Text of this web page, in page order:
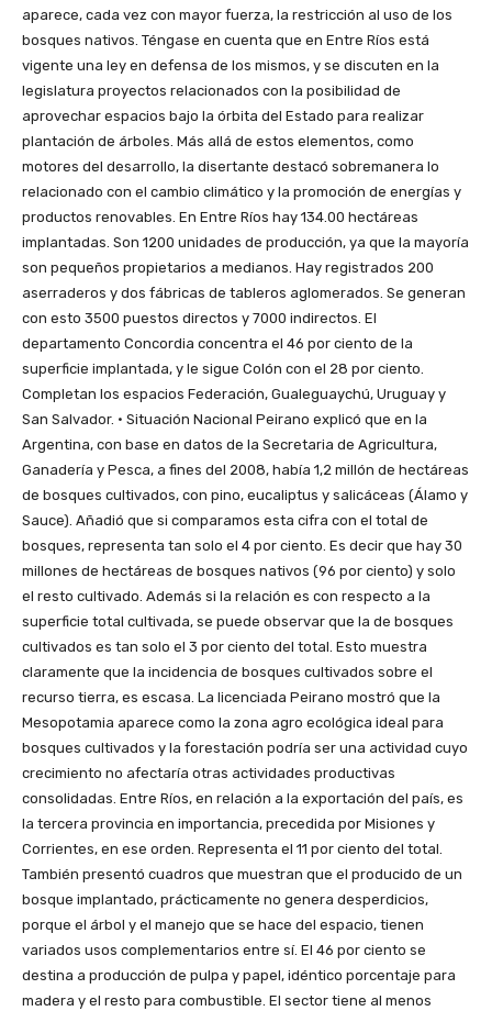
aparece, cada vez con mayor fuerza, la restricción al uso de los
bosques nativos. Téngase en cuenta que en Entre Ríos está
vigente una ley en defensa de los mismos, y se discuten en la
legislatura proyectos relacionados con la posibilidad de
aprovechar espacios bajo la órbita del Estado para realizar
plantación de árboles. Más allá de estos elementos, como
motores del desarrollo, la disertante destacó sobremanera lo
relacionado con el cambio climático y la promoción de energías y
productos renovables. En Entre Ríos hay 134.00 hectáreas
implantadas. Son 1200 unidades de producción, ya que la mayoría
son pequeños propietarios a medianos. Hay registrados 200
aserraderos y dos fábricas de tableros aglomerados. Se generan
con esto 3500 puestos directos y 7000 indirectos. El
departamento Concordia concentra el 46 por ciento de la
superficie implantada, y le sigue Colón con el 28 por ciento.
Completan los espacios Federación, Gualeguaychú, Uruguay y
San Salvador. • Situación Nacional Peirano explicó que en la
Argentina, con base en datos de la Secretaria de Agricultura,
Ganadería y Pesca, a fines del 2008, había 1,2 millón de hectáreas
de bosques cultivados, con pino, eucaliptus y salicáceas (Álamo y
Sauce). Añadió que si comparamos esta cifra con el total de
bosques, representa tan solo el 4 por ciento. Es decir que hay 30
millones de hectáreas de bosques nativos (96 por ciento) y solo
el resto cultivado. Además si la relación es con respecto a la
superficie total cultivada, se puede observar que la de bosques
cultivados es tan solo el 3 por ciento del total. Esto muestra
claramente que la incidencia de bosques cultivados sobre el
recurso tierra, es escasa. La licenciada Peirano mostró que la
Mesopotamia aparece como la zona agro ecológica ideal para
bosques cultivados y la forestación podría ser una actividad cuyo
crecimiento no afectaría otras actividades productivas
consolidadas. Entre Ríos, en relación a la exportación del país, es
la tercera provincia en importancia, precedida por Misiones y
Corrientes, en ese orden. Representa el 11 por ciento del total.
También presentó cuadros que muestran que el producido de un
bosque implantado, prácticamente no genera desperdicios,
porque el árbol y el manejo que se hace del espacio, tienen
variados usos complementarios entre sí. El 46 por ciento se
destina a producción de pulpa y papel, idéntico porcentaje para
madera y el resto para combustible. El sector tiene al menos